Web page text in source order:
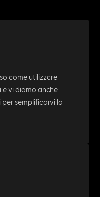
come utilizzare
vi diamo anche
per semplificarvi la